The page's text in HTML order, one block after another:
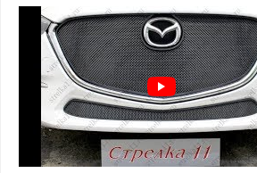
ВАЖНО!!!УстанавливаетсяТОЛЬКОна
радиатора данного производителя
Зимний пакет (зимние заглушки поверх
защита радиатора в минусовую
грязевых мас, реагентов и т.д.
помогает сохранить тепло в
простая САМОСТОЯТЕЛЬНАЯ
пластиковыми винтами в ячейку
радиатора